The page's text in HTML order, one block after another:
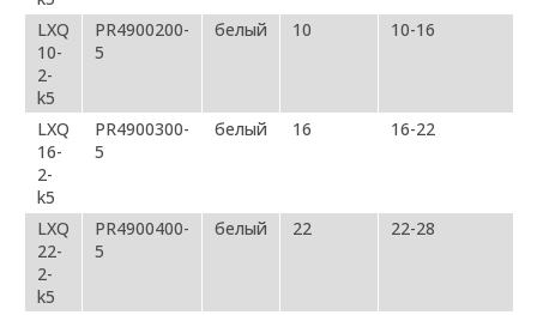
LXQ
10-
2-
k5
PR4900200-
5
белый 10 10-16
LXQ
16-
2-
k5
PR4900300-
5
белый 16 16-22
LXQ
22-
2-
k5
PR4900400-
5
белый 22 22-28